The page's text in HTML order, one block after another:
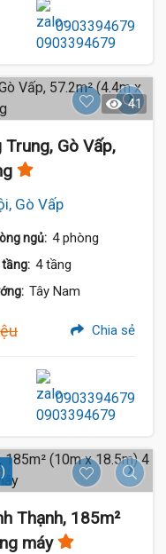
0903394679
41
Trung, Gò Vấp,
Gò Vấp
ngủ: 4 phòng
tầng: 4 tầng
Tây Nam
Chia sẻ
0903394679
Thạnh, 185m²
máy